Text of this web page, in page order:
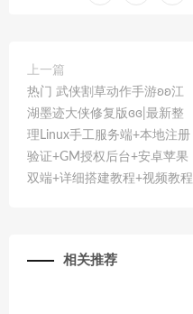
上一篇
热门 武侠割草动作手游ʚʚ江
湖墨迹大侠修复版ɞɞ|最新整
理Linux手工服务端+本地注册
验证+GM授权后台+安卓苹果
双端+详细搭建教程+视频教程
相关推荐